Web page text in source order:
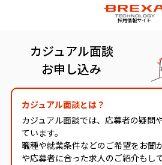
採用情報サイト
カジュアル面談
お申し込み
カジュアル面談とは？
カジュアル面談では、応募者の疑問
ています。
職種や就業条件などのご希望をお聞
や応募者に合った求人のご紹介もし